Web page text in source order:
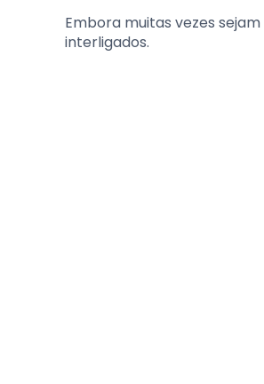
Embora muitas vezes
interligados.